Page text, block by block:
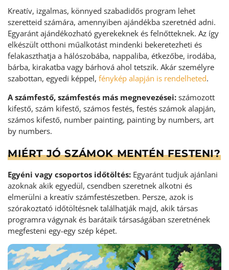
Kreatív, izgalmas, könnyed szabadidős program lehet
szeretteid számára, amennyiben ajándékba szeretnéd adni.
Egyaránt ajándékozható gyerekeknek és felnőtteknek. Az így
elkészült otthoni műalkotást mindenki bekeretezheti és
felakaszthatja a hálószobába, nappaliba, étkezőbe, irodába,
bárba, kirakatba vagy bárhová ahol tetszik. Akár személyre
szabottan, egyedi képpel, fénykép alapján is rendelheted.
A számfestő, számfestés más megnevezései: számozott
kifestő, szám kifestő, számos festés, festés számok alapján,
számos kifestő, number painting, painting by numbers, art
by numbers.
MIÉRT JÓ SZÁMOK MENTÉN FESTENI?
Egyéni vagy csoportos időtöltés: Egyaránt tudjuk ajánlani
azoknak akik egyedül, csendben szeretnek alkotni és
elmerülni a kreatív számfestészetben. Persze, azok is
szórakoztató időtöltésnek találhatják majd, akik társas
programra vágynak és barátaik társaságában szeretnének
megfesteni egy-egy szép képet.